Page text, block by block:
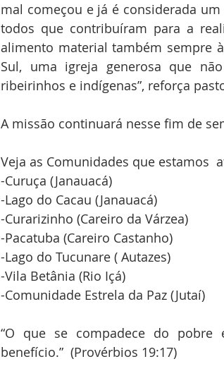
mal começou e já é considerada
todos que contribuíram para a
alimento material também sempre
Sul, uma igreja generosa que
ribeirinhos e indígenas”, reforça
A missão continuará nesse fim de
Veja as Comunidades que estamos
-Curuça (Janauacá)
-Lago do Cacau (Janauacá)
-Curarizinho (Careiro da Várzea)
-Pacatuba (Careiro Castanho)
-Lago do Tucunare ( Autazes)
-Vila Betânia (Rio Içá)
-Comunidade Estrela da Paz (Jutaí)
“O que se compadece do
benefício.”  (Provérbios 19:17)